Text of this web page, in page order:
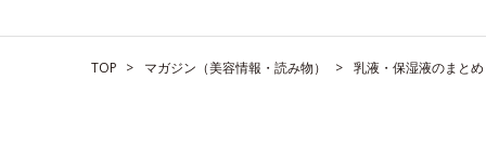
TOP マガジン（美容情報・読み物） 乳液・保湿液のまとめ